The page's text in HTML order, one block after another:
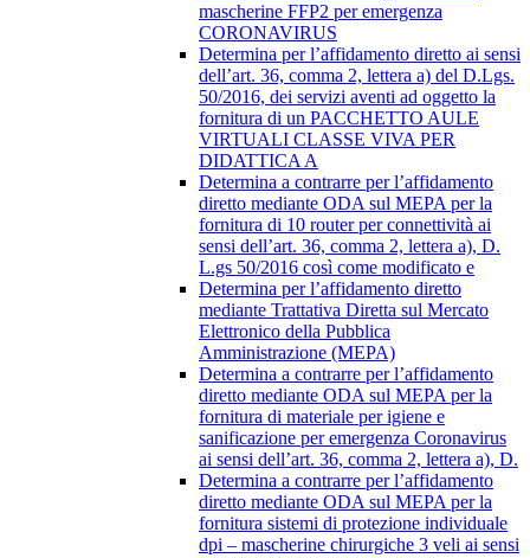
mascherine FFP2 per emergenza
CORONAVIRUS
Determina per l’affidamento diretto ai sensi
dell’art. 36, comma 2, lettera a) del D.Lgs.
50/2016, dei servizi aventi ad oggetto la
fornitura di un PACCHETTO AULE
VIRTUALI CLASSE VIVA PER
DIDATTICA A
Determina a contrarre per l’affidamento
diretto mediante ODA sul MEPA per la
fornitura di 10 router per connettività ai
sensi dell’art. 36, comma 2, lettera a), D.
L.gs 50/2016 così come modificato e
Determina per l’affidamento diretto
mediante Trattativa Diretta sul Mercato
Elettronico della Pubblica
Amministrazione (MEPA)
Determina a contrarre per l’affidamento
diretto mediante ODA sul MEPA per la
fornitura di materiale per igiene e
sanificazione per emergenza Coronavirus
ai sensi dell’art. 36, comma 2, lettera a), D.
Determina a contrarre per l’affidamento
diretto mediante ODA sul MEPA per la
fornitura sistemi di protezione individuale
dpi – mascherine chirurgiche 3 veli ai sensi